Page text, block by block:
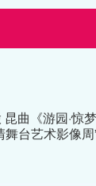
曲《游园·惊梦
台艺术影像周